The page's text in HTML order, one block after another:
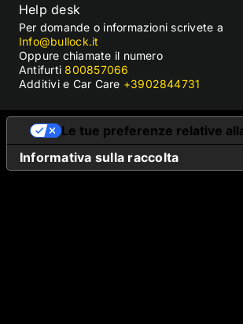
Help desk
Per domande o informazioni scrivete a
Info@bullock.it
Oppure chiamate il numero
Antifurti800857066
Additivi e Car Care +3902844731
Informativa sulla raccolta
Le tue preferenze relative